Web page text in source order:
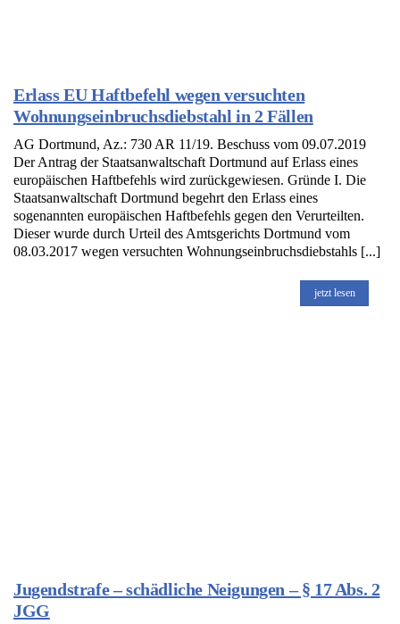
Erlass EU Haftbefehl wegen versuchten
Wohnungseinbruchsdiebstahl in 2 Fällen
AG Dortmund, Az.: 730 AR 11/19. Beschuss vom 09.07.2019
Der Antrag der Staatsanwaltschaft Dortmund auf Erlass eines
europäischen Haftbefehls wird zurückgewiesen. Gründe I. Die
Staatsanwaltschaft Dortmund begehrt den Erlass eines
sogenannten europäischen Haftbefehls gegen den Verurteilten.
Dieser wurde durch Urteil des Amtsgerichts Dortmund vom
08.03.2017 wegen versuchten Wohnungseinbruchsdiebstahls [...]
jetzt lesen
Jugendstrafe – schädliche Neigungen – § 17 Abs. 2
JGG